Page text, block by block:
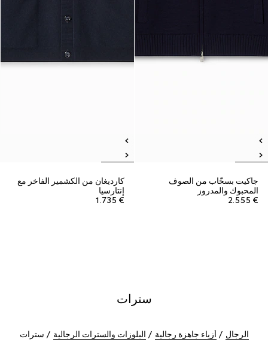
جاكيت بسحّاب من الصوف
المحبوك والمدروز
€ 2.555
كارديغان من الكشمير الفاخر مع
إنتارسيا
€ 1.735
سترات
الرجال أزياء جاهزة رجالية البلوزات والسترات الرجالية سترات